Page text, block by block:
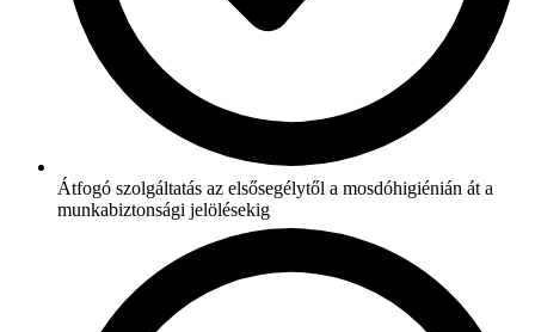
Átfogó szolgáltatás az elsősegélytől a mosdóhigiénián át a
munkabiztonsági jelölésekig